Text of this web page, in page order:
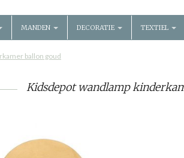
MANDEN DECORATIE TEXTIEL
ballon goud
Kidsdepot wandlamp